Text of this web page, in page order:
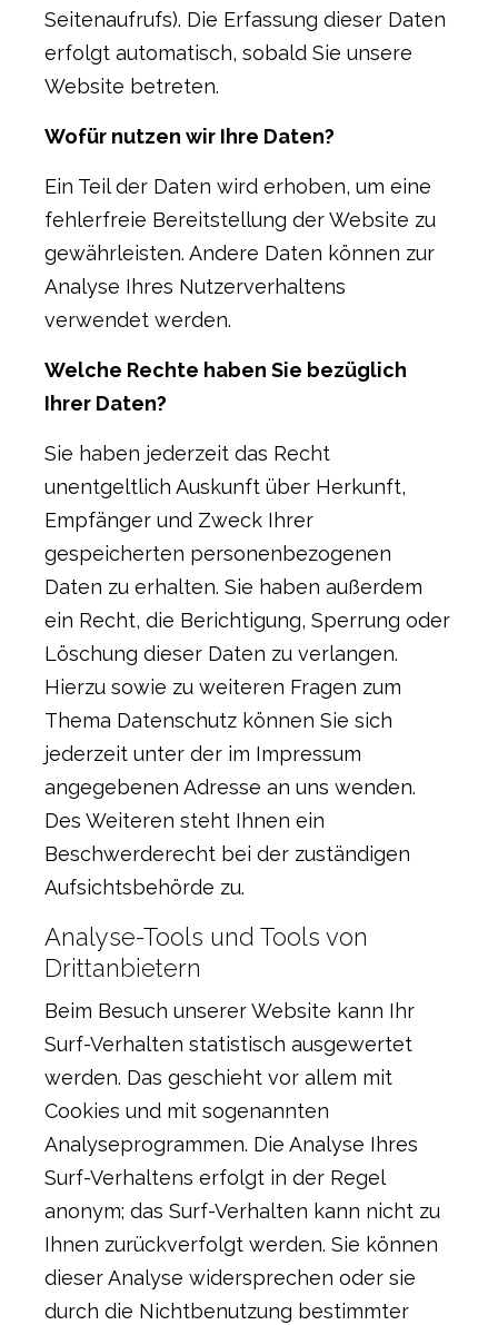
Seitenaufrufs). Die Erfassung dieser Daten
erfolgt automatisch, sobald Sie unsere
Website betreten.
Wofür nutzen wir Ihre Daten?
Ein Teil der Daten wird erhoben, um eine
fehlerfreie Bereitstellung der Website zu
gewährleisten. Andere Daten können zur
Analyse Ihres Nutzerverhaltens
verwendet werden.
Welche Rechte haben Sie bezüglich
Ihrer Daten?
Sie haben jederzeit das Recht
unentgeltlich Auskunft über Herkunft,
Empfänger und Zweck Ihrer
gespeicherten personenbezogenen
Daten zu erhalten. Sie haben außerdem
ein Recht, die Berichtigung, Sperrung oder
Löschung dieser Daten zu verlangen.
Hierzu sowie zu weiteren Fragen zum
Thema Datenschutz können Sie sich
jederzeit unter der im Impressum
angegebenen Adresse an uns wenden.
Des Weiteren steht Ihnen ein
Beschwerderecht bei der zuständigen
Aufsichtsbehörde zu.
Analyse-Tools und Tools von
Drittanbietern
Beim Besuch unserer Website kann Ihr
Surf-Verhalten statistisch ausgewertet
werden. Das geschieht vor allem mit
Cookies und mit sogenannten
Analyseprogrammen. Die Analyse Ihres
Surf-Verhaltens erfolgt in der Regel
anonym; das Surf-Verhalten kann nicht zu
Ihnen zurückverfolgt werden. Sie können
dieser Analyse widersprechen oder sie
durch die Nichtbenutzung bestimmter